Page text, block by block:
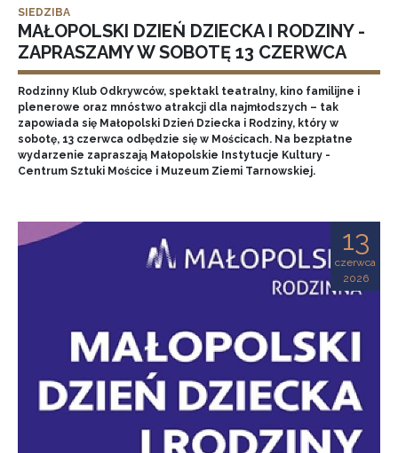
SIEDZIBA
MAŁOPOLSKI DZIEŃ DZIECKA I RODZINY -
ZAPRASZAMY W SOBOTĘ 13 CZERWCA
Rodzinny Klub Odkrywców, spektakl teatralny, kino familijne i
plenerowe oraz mnóstwo atrakcji dla najmłodszych – tak
zapowiada się Małopolski Dzień Dziecka i Rodziny, który w
sobotę, 13 czerwca odbędzie się w Mościcach. Na bezpłatne
wydarzenie zapraszają Małopolskie Instytucje Kultury -
Centrum Sztuki Mościce i Muzeum Ziemi Tarnowskiej.
13
czerwca
2026